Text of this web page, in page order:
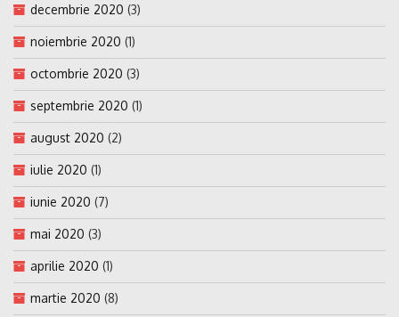
decembrie 2020 (3)
noiembrie 2020 (1)
octombrie 2020 (3)
septembrie 2020 (1)
august 2020 (2)
iulie 2020 (1)
iunie 2020 (7)
mai 2020 (3)
aprilie 2020 (1)
martie 2020 (8)